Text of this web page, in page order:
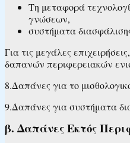
Τη μεταφορά
γνώσεων,
συστήματα
Για τις μεγάλες
δαπανών περιφερειακών
8.Δαπάνες για το
9.Δαπάνες για συστήματα
β. Δαπάνες Εκτός